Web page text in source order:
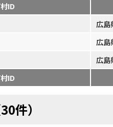
ID
広島
広島
広島
ID
件）